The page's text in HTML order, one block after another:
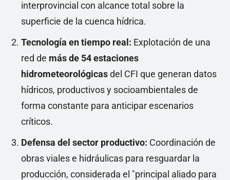
interprovincial con alcance total sobre la
superficie de la cuenca hídrica.
Tecnología en tiempo real: Explotación de una
red de más de 54 estaciones
hidrometeorológicasdel CFI que generan datos
hídricos, productivos y socioambientales de
forma constante para anticipar escenarios
críticos.
Defensa del sector productivo: Coordinación de
obras viales e hidráulicas para resguardar la
producción, considerada el "principal aliado para